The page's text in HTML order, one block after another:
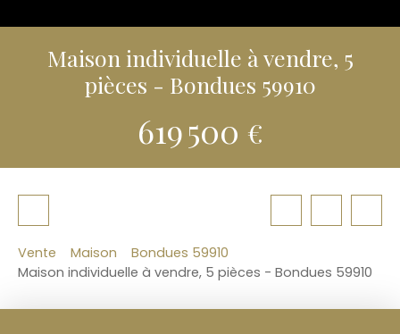
Maison individuelle à vendre, 5
pièces - Bondues 59910
619 500 €
Vente Maison
Bondues 59910
Maison individuelle à vendre, 5 pièces - Bondues 59910